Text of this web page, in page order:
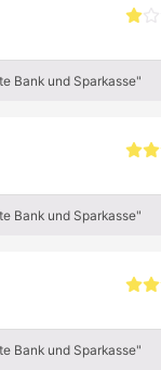
Bank und Sparkasse"
Bank und Sparkasse"
Bank und Sparkasse"